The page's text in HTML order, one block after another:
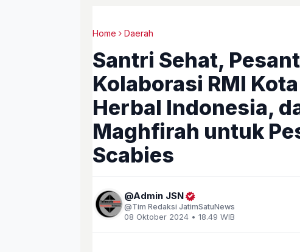
Home Daerah
Santri Sehat,
Kolaborasi RMI
Herbal Indonesia,
Maghfirah untuk
Scabies
Admin JSN
Tim Redaksi JatimSatuNews
08 Oktober 2024 • 18.49 WIB